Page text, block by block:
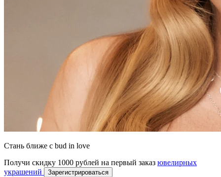
Стань ближе с bud in love
Получи скидку 1000 рублей на первый заказ ювелирных
украшений
Зарегистрироваться